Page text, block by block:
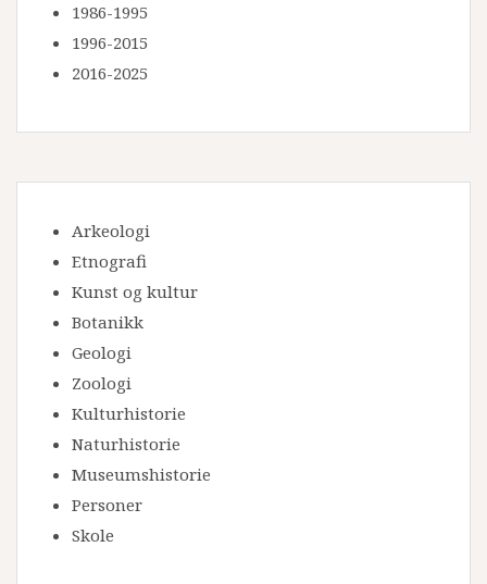
1986-1995
1996-2015
2016-2025
Arkeologi
Etnografi
Kunst og kultur
Botanikk
Geologi
Zoologi
Kulturhistorie
Naturhistorie
Museumshistorie
Personer
Skole